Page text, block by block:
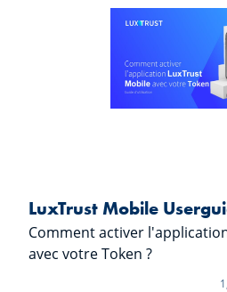
LuxTrust Mobile
Comment activer
avec votre Token ?